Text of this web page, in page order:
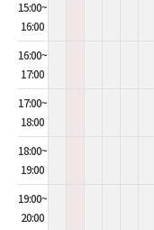
15:00~
16:00
16:00~
17:00
17:00~
18:00
18:00~
19:00
19:00~
20:00